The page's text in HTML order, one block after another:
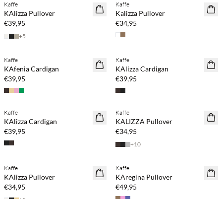
NEUHEITEN
Kaffe
KAlizza Pullover
€39,95
+5
NEUHEITEN
Kaffe
Kalizza Pullover
€34,95
NEUHEITEN
Kaffe
KAfenia Cardigan
€39,95
NEUHEITEN
Kaffe
KAlizza Cardigan
€39,95
NEUHEITEN
Kaufe mind. 2 & spare 20 %
Kaffe
KAlizza Cardigan
€39,95
NEUHEITEN
Kaufe mind. 2 & spare 20 %
Kaffe
KALIZZA Pullover
€34,95
+10
NEUHEITEN
Kaffe
KAlizza Pullover
€34,95
Kaffe
KAregina Pullover
€49,95